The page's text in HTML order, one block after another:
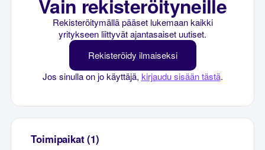
Vain rekisteröityneille
Rekisteröitymällä pääset lukemaan kaikki
yritykseen liittyvät ajantasaiset uutiset.
Rekisteröidy ilmaiseksi
Jos sinulla on jo käyttäjä, kirjaudu sisään tästä.
Toimipaikat (1)